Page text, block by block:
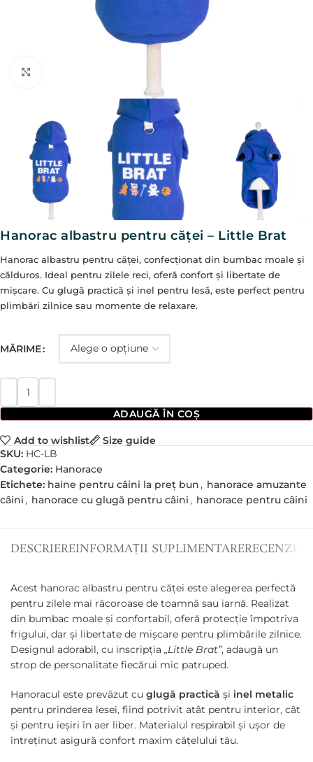
Hanorac albastru pentru căței – Little Brat
Hanorac albastru pentru căței, confecționat din bumbac moale și
călduros. Ideal pentru zilele reci, oferă confort și libertate de
mișcare. Cu glugă practică și inel pentru lesă, este perfect pentru
plimbări zilnice sau momente de relaxare.
MĂRIME
ADAUGĂ ÎN COȘ
Add to wishlist
Size guide
SKU: HC-LB
Categorie: Hanorace
Etichete: haine pentru câini la preț bun, hanorace amuzante
câini, hanorace cu glugă pentru câini, hanorace pentru câini
DESCRIEREINFORMAȚII SUPLIMENTARERECENZII
Acest hanorac albastru pentru căței este alegerea perfectă
pentru zilele mai răcoroase de toamnă sau iarnă. Realizat
din bumbac moale și confortabil, oferă protecție împotriva
frigului, dar și libertate de mișcare pentru plimbările zilnice.
Designul adorabil, cu inscripția „Little Brat”, adaugă un
strop de personalitate fiecărui mic patruped.
Hanoracul este prevăzut cu glugă practică și inel metalic
pentru prinderea lesei, fiind potrivit atât pentru interior, cât
și pentru ieșiri în aer liber. Materialul respirabil și ușor de
întreținut asigură confort maxim cățelului tău.